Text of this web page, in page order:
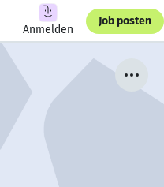
Anmelden
Job posten